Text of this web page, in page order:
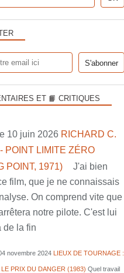
ET 📙 CRITIQUES
e 10 juin 2026 RICHARD C.
POINT LIMITE ZÉRO
POINT, 1971)
J'ai bien
film, que je ne connaissais
On comprend vite que
notre pilote. C'est lui
de la fin
novembre 2024 LIEUX DE TOURNAGE :
PRIX DU DANGER (1983) Quel travail